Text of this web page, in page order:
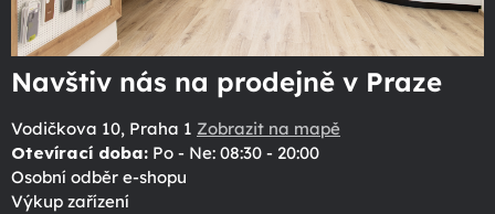
Navštiv nás na prodejně v Praze
Vodičkova 10, Praha 1 Zobrazit na mapě
Otevírací doba: Po - Ne: 08:30 - 20:00
Osobní odběr e-shopu
Výkup zařízení